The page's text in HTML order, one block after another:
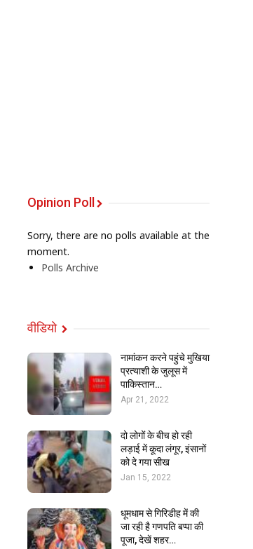
Opinion Poll
Sorry, there are no polls available at the
moment.
Polls Archive
वीडियो
नामांकन करने पहुंचे मुखिया
प्रत्याशी के जुलूस में
पाकिस्तान…
Apr 21, 2022
दो लोगों के बीच हो रही
लड़ाई में कूदा लंगूर, इंसानों
को दे गया सीख
Jan 15, 2022
धूमधाम से गिरिडीह में की
जा रही है गणपति बप्पा की
पूजा, देखें शहर…